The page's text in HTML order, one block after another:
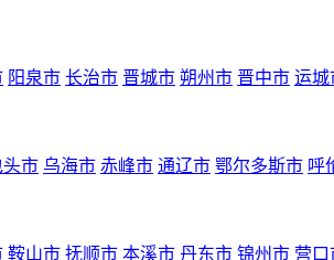
阳泉市 长治市 晋城市 朔州市 晋中市 运城
头市 乌海市 赤峰市 通辽市 鄂尔多斯市 呼
鞍山市 抚顺市 本溪市 丹东市 锦州市 营口